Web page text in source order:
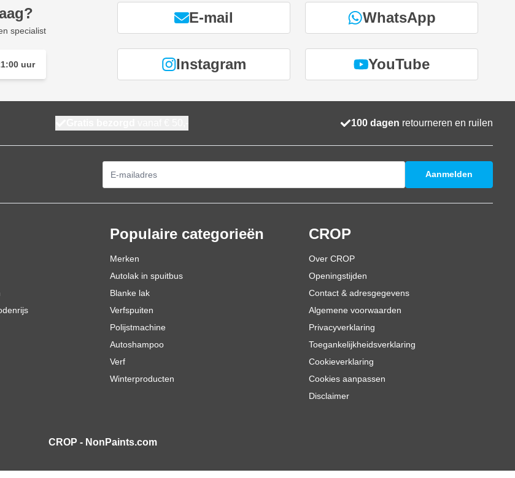
specialist
uur
E-mail WhatsApp
Instagram YouTube
100 dagen retourneren en ruilen
Aanmelden
Populaire categorieën
Merken
Autolak in spuitbus
Blanke lak
Verfspuiten
Polijstmachine
Autoshampoo
Verf
Winterproducten
CROP
Over CROP
Openingstijden
Contact & adresgegevens
Algemene voorwaarden
Privacyverklaring
Toegankelijkheidsverklaring
Cookieverklaring
Cookies aanpassen
Disclaimer
CROP - NonPaints.com